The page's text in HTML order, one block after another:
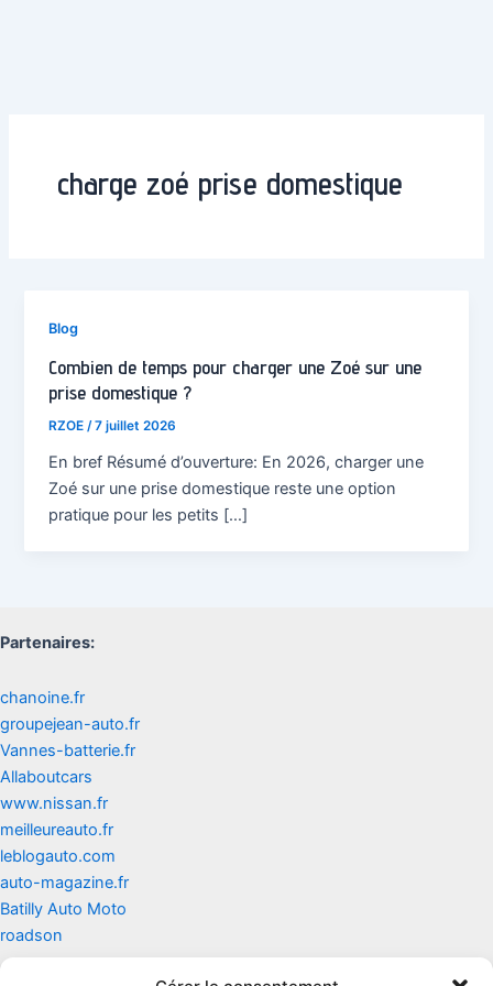
charge zoé prise domestique
Blog
Combien de temps pour charger une Zoé sur une
prise domestique ?
RZOE /7 juillet 2026
En bref Résumé d’ouverture: En 2026, charger une
Zoé sur une prise domestique reste une option
pratique pour les petits […]
Partenaires:
chanoine.fr
groupejean-auto.fr
Vannes-batterie.fr
Allaboutcars
www.nissan.fr
meilleureauto.fr
leblogauto.com
auto-magazine.fr
Batilly Auto Moto
roadson